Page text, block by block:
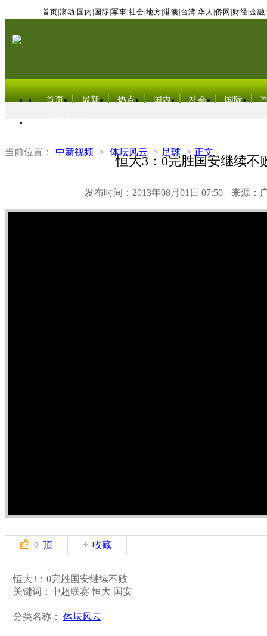
首页 滚动 国内 国际 军事 社会 地方 港澳 台湾 华人 侨网 财经 金融
首页 最新 热点 国内 社会 国际
当前位置： 中新视频 > 体坛风云 > 足球 > 正文
恒大3：0完胜国安继续不
发布时间：2013年08月01日 07:50 来源：
0 顶 收藏
恒大3：0完胜国安继续不败
关键词：中超联赛 恒大 国安
分类名称： 体坛风云